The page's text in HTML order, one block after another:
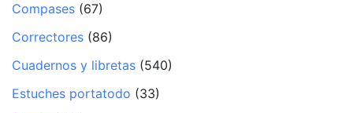
Compases (67)
Correctores (86)
Cuadernos y libretas (540)
Estuches portatodo (33)